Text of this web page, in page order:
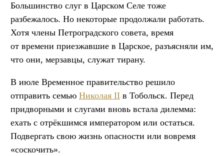
Большинство слуг в Царском Селе тоже
разбежалось. Но некоторые продолжали работать.
Хотя члены Петроградского совета, время
от времени приезжавшие в Царское, разъясняли им,
что они, мерзавцы, служат тирану.
В июле Временное правительство решило
отправить семью Николая II в Тобольск. Перед
придворными и слугами вновь встала дилемма:
ехать с отрёкшимся императором или остаться.
Подвергать свою жизнь опасности или вовремя
«соскочить».